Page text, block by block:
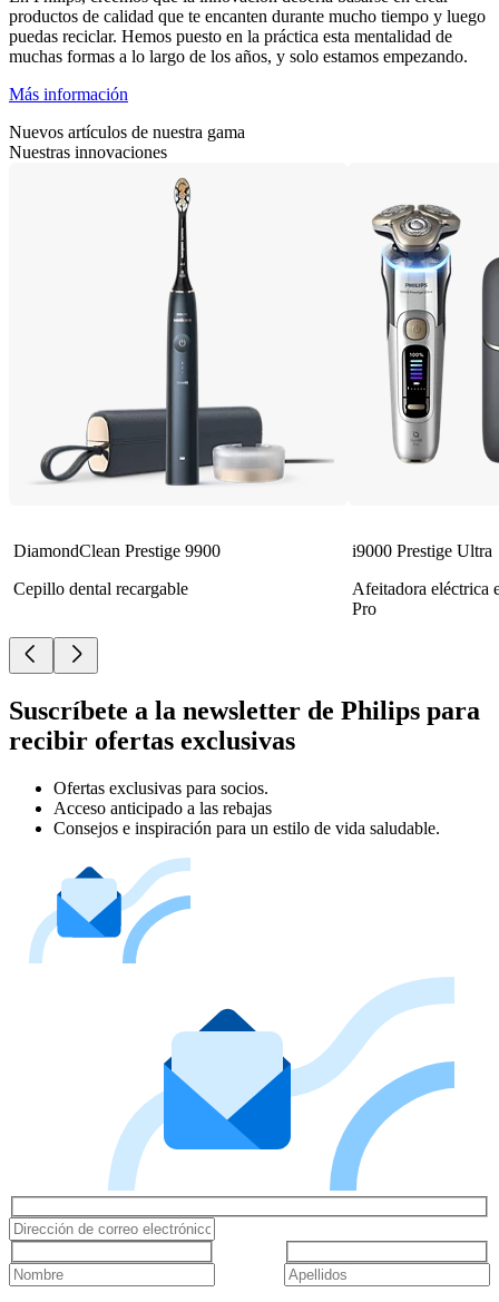
productos de calidad que te encanten durante mucho tiempo y luego
puedas reciclar. Hemos puesto en la práctica esta mentalidad de
muchas formas a lo largo de los años, y solo estamos empezando.
Más información
Nuevos artículos de nuestra gama
Nuestras innovaciones
DiamondClean Prestige 9900
Cepillo dental recargable
i9000 Prestige Ultra
Afeitadora eléctrica
Pro
Suscríbete a la newsletter de Philips para
recibir ofertas exclusivas
Ofertas exclusivas para socios.
Acceso anticipado a las rebajas
Consejos e inspiración para un estilo de vida saludable.